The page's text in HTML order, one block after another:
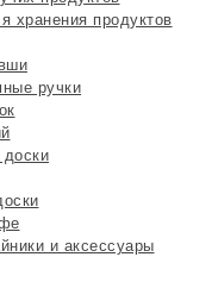
хранения продуктов
ручки
и аксессуары